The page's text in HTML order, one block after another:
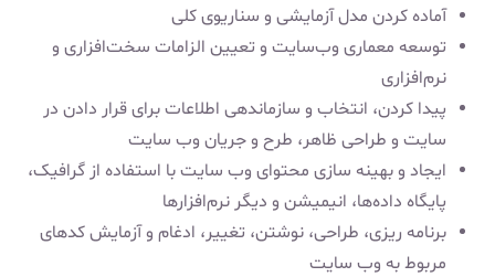
آماده کردن مدل آزمایشی و سناریوی کلی
توسعه معماری وب‌سایت و تعیین الزامات سخت‌افزاری و
نرم‌افزاری
پیدا کردن، انتخاب و سازماندهی اطلاعات برای قرار دادن در
سایت و طراحی ظاهر، طرح و جریان وب سایت
ایجاد و بهینه سازی محتوای وب سایت با استفاده از گرافیک،
پایگاه داده‌ها، انیمیشن و دیگر نرم‌افزارها
برنامه ریزی، طراحی، نوشتن، تغییر، ادغام و آزمایش کدهای
مربوط به وب سایت